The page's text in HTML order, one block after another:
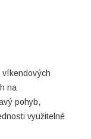
na
pohyb,
využitelné